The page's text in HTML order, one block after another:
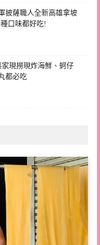
披薩職人全新高雄拿坡
口味都好吃!
現撈現炸海鮮、蚵仔
都必吃